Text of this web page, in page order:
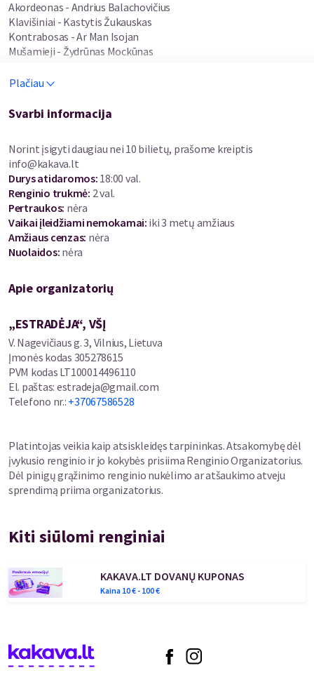
Akordeonas - Andrius Balachovičius
Klavišiniai - Kastytis Žukauskas
Kontrabosas - Ar Man Isojan
Mušamieji - Žydrūnas Mockūnas
Lauksime Jūsų !
Plačiau
Svarbi informacija
Norint įsigyti daugiau nei 10 bilietų, prašome kreiptis
info@kakava.lt
Durys atidaromos: 18:00 val.
Renginio trukmė: 2 val.
Pertraukos: nėra
Vaikai įleidžiami nemokamai: iki 3 metų amžiaus
Amžiaus cenzas: nėra
Nuolaidos: nėra
Apie organizatorių
„ESTRADĖJA“, VŠĮ
V. Nagevičiaus g. 3, Vilnius, Lietuva
Įmonės kodas 305278615
PVM kodas LT100014496110
El. paštas: estradeja@gmail.com
Telefono nr.: +37067586528
Platintojas veikia kaip atsiskleidęs tarpininkas. Atsakomybę dėl
įvykusio renginio ir jo kokybės prisiima Renginio Organizatorius.
Dėl pinigų grąžinimo renginio nukėlimo ar atšaukimo atveju
sprendimą priima organizatorius.
Kiti siūlomi renginiai
KAKAVA.LT DOVANŲ KUPONAS
Kaina 10€ - 100€